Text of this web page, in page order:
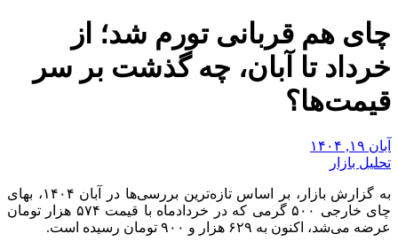
چای هم قربانی تورم شد؛ از
خرداد تا آبان، چه گذشت بر سر
قیمت‌ها؟
آبان ۱۹, ۱۴۰۴
تحلیل بازار
به گزارش بازار، بر اساس تازه‌ترین بررسی‌ها در آبان ۱۴۰۴، بهای
چای خارجی ۵۰۰ گرمی که در خردادماه با قیمت ۵۷۴ هزار تومان
عرضه می‌شد، اکنون به ۶۲۹ هزار و ۹۰۰ تومان رسیده است.